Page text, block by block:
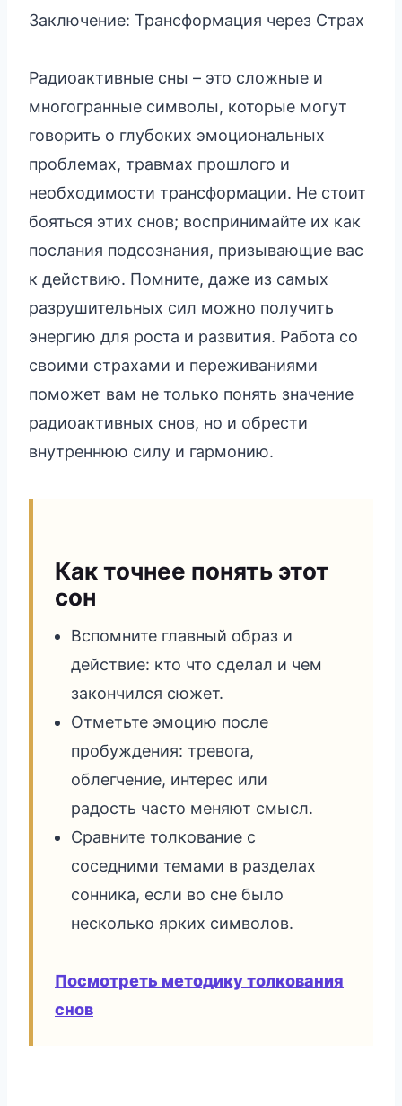
Заключение: Трансформация через Страх
Радиоактивные сны – это сложные и
многогранные символы, которые могут
говорить о глубоких эмоциональных
проблемах, травмах прошлого и
необходимости трансформации. Не стоит
бояться этих снов; воспринимайте их как
послания подсознания, призывающие вас
к действию. Помните, даже из самых
разрушительных сил можно получить
энергию для роста и развития. Работа со
своими страхами и переживаниями
поможет вам не только понять значение
радиоактивных снов, но и обрести
внутреннюю силу и гармонию.
Как точнее понять этот
сон
Вспомните главный образ и
действие: кто что сделал и чем
закончился сюжет.
Отметьте эмоцию после
пробуждения: тревога,
облегчение, интерес или
радость часто меняют смысл.
Сравните толкование с
соседними темами в разделах
сонника, если во сне было
несколько ярких символов.
Посмотреть методику толкования
снов